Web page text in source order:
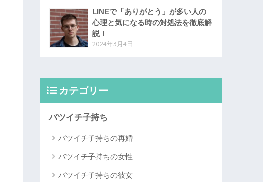
LINEで「ありがとう」が多い人の
心理と気になる時の対処法を徹底解
説！
2024年3月4日
カテゴリー
バツイチ子持ち
バツイチ子持ちの再婚
バツイチ子持ちの女性
バツイチ子持ちの彼女